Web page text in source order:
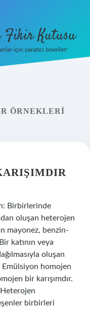
Fikir Kutusu
için yaratıcı öneriler!
ÖRNEKLERI
Birbirlerinde
oluşan heterojen
mayonez, benzin-
katının veya
oluşan
Emülsiyon homojen
bir karışımdır.
Heterojen
birbirleri